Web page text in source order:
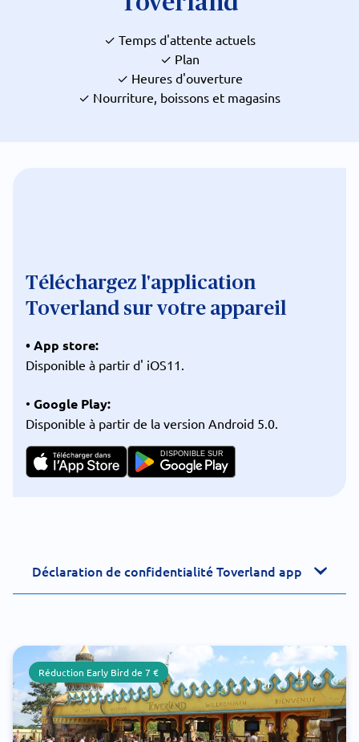
✓ Temps d'attente actuels
✓ Plan
✓ Heures d'ouverture
✓ Nourriture, boissons et magasins
Téléchargez l'application
Toverland sur votre appareil
• App store:
Disponible à partir d' iOS11.
• Google Play:
Disponible à partir de la version Android 5.0.
DISPONIBLE SUR
Déclaration de confidentialité Toverland app
Réduction Early Bird de 7 €